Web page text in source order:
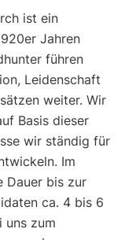
ist ein
Jahren
führen
Leidenschaft
weiter. Wir
Basis dieser
wir ständig für
Im
Dauer bis zur
ca. 4 bis 6
uns zum